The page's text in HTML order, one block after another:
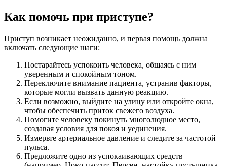
Как помочь при приступе?
Приступ возникает неожиданно, и первая помощь должна
включать следующие шаги:
Постарайтесь успокоить человека, общаясь с ним
уверенным и спокойным тоном.
Переключите внимание пациента, устранив факторы,
которые могли вызвать данную реакцию.
Если возможно, выйдите на улицу или откройте окна,
чтобы обеспечить приток свежего воздуха.
Помогите человеку покинуть многолюдное место,
создавая условия для покоя и уединения.
Измерьте артериальное давление и следите за частотой
пульса.
Предложите одно из успокаивающих средств